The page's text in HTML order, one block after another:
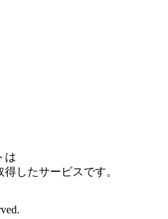
は
したサービスです。